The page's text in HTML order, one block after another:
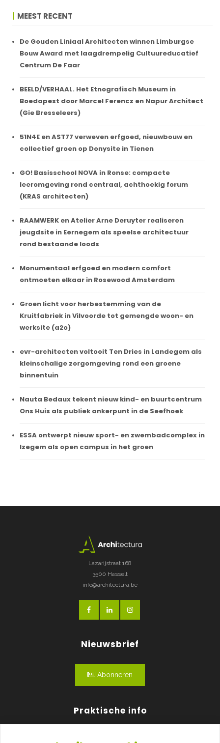
MEEST RECENT
De Gouden Liniaal Architecten winnen Limburgse
Bouw Award met laagdrempelig Cultuureducatief
Centrum De Faar
BEELD/VERHAAL. Het Etnografisch Museum in
Boedapest door Marcel Ferencz en Napur Architect
(Gie Bresseleers)
51N4E en AST77 verweven erfgoed, nieuwbouw en
collectief groen op Donysite in Tienen
GO! Basisschool NOVA in Ronse: compacte
leeromgeving rond centraal, achthoekig forum
(KRAS architecten)
RAAMWERK en Atelier Arne Deruyter realiseren
jeugdsite in Eernegem als speelse architectuur
rond bestaande loods
Monumentaal erfgoed en modern comfort
ontmoeten elkaar in Rosewood Amsterdam
Groen licht voor herbestemming van de
Kruitfabriek in Vilvoorde tot gemengde woon- en
werksite (a2o)
evr-architecten voltooit Ten Dries in Landegem als
kleinschalige zorgomgeving rond een groene
binnentuin
Nauta Bedaux tekent nieuw kind- en buurtcentrum
Ons Huis als publiek ankerpunt in de Seefhoek
ESSA ontwerpt nieuw sport- en zwembadcomplex in
Izegem als open campus in het groen
Lazarijstraat 168
3500 Hasselt
info@architectura.be
Nieuwsbrief
Abonneren
Praktische info